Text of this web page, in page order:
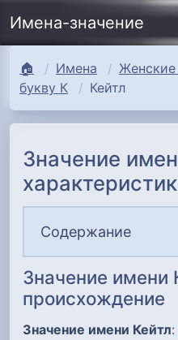
Имена-значение
🏠 Имена
Женские
букву К
Кейтл
Значение
Содержание
Значение имени
происхождение
Значение имени Кейтл